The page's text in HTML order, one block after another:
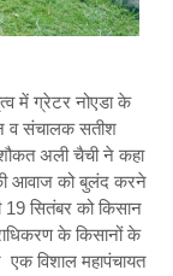
में ग्रेटर नोएडा के
व संचालक सतीश
अली चैची ने कहा
आवाज को बुलंद करने
19 सितंबर को किसान
के किसानों के
विशाल महापंचायत